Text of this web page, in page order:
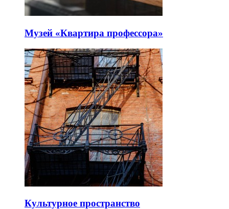
Музей «Квартира профессора»
Культурное пространство